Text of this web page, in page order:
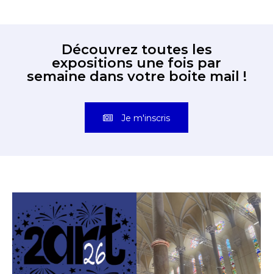
Découvrez toutes les
expositions une fois par
semaine dans votre boite mail !
Je m'inscris